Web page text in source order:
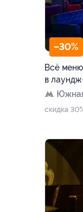
–30%
Всё
в
скидка